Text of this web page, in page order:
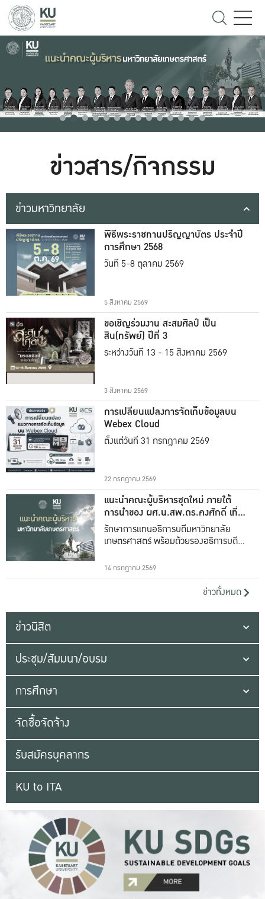
ข่าวสาร/กิจกรรม
ข่าวมหาวิทยาลัย
พิธีพระราชทานปริญญาบัตร ประจำปี
การศึกษา 2568
วันที่ 5-8 ตุลาคม 2569
5 สิงหาคม 2569
ขอเชิญร่วมงาน สะสมศิลป์ เป็น
สิน(ทรัพย์) ปีที่ 3
ระหว่างวันที่ 13 - 15 สิงหาคม 2569
3 สิงหาคม 2569
การเปลี่ยนแปลงการจัดเก็บข้อมูลบน
Webex Cloud
ตั้งแต่วันที่ 31 กรกฎาคม 2569
22 กรกฎาคม 2569
แนะนำคณะผู้บริหารชุดใหม่ ภายใต้
การนำของ ผศ.น.สพ.ดร.คงศักดิ์ เที่ยง
ธรรม
รักษาการแทนอธิการบดีมหาวิทยาลัย
เกษตรศาสตร์ พร้อมด้วยรองอธิการบดีทั้ง
14 กรกฎาคม 2569
ข่าวทั้งหมด
ข่าวนิสิต
ประชุม/สัมมนา/อบรม
การศึกษา
จัดซื้อจัดจ้าง
รับสมัครบุคลากร
KU to ITA